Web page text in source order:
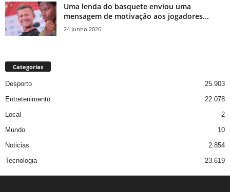
Uma lenda do basquete enviou uma
mensagem de motivação aos jogadores...
24 Junho 2026
Categorias
Desporto
25.903
Entretenimento
22.078
Local
2
Mundo
10
Noticias
2.854
Tecnologia
23.619